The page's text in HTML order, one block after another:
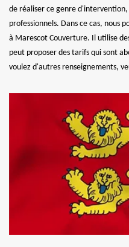
de réaliser ce genre
professionnels. Dans ce cas, nous
à Marescot Couverture. Il utilise
peut proposer des tarifs qui sont
voulez d'autres renseignements,